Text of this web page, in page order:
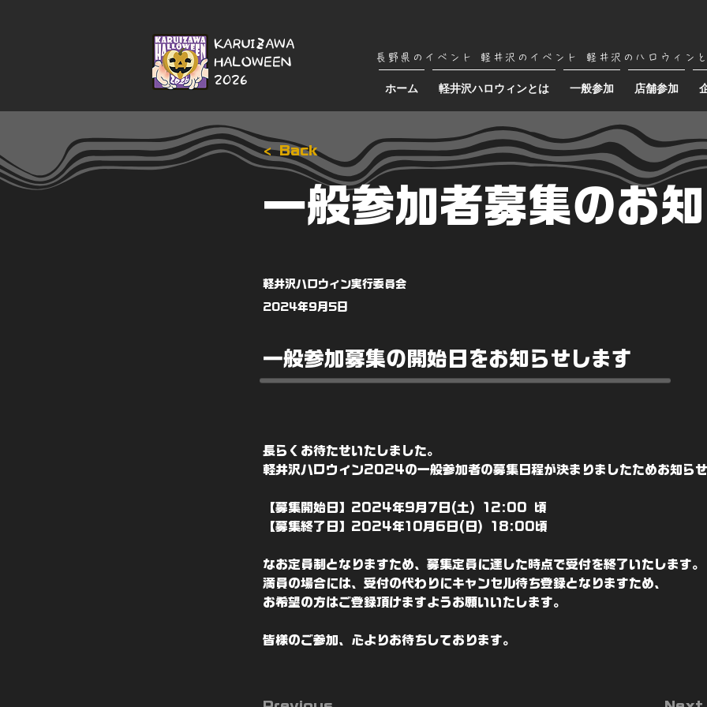
KARUIZAWA
HALOWEEN
2026
長野県のイベント 軽井沢のイベント 軽井沢のハロウィン
ホーム 軽井沢ハロウィンとは 一般参加 店舗参加
< Back
一般参加者募集のお
軽井沢ハロウィン実行委員会
2024年9月5日
一般参加募集の開始日をお知らせします
長らくお待たせいたしました。
軽井沢ハロウィン2024の一般参加者の募集日程が決まりましたためお知らせ
【募集開始日】2024年9月7日(土) 12:00 頃
【募集終了日】2024年10月6日(日) 18:00頃
なお定員制となりますため、募集定員に達した時点で受付を終了いたします。
満員の場合には、受付の代わりにキャンセル待ち登録となりますため、
お希望の方はご登録頂けますようお願いいたします。
皆様のご参加、心よりお待ちしております。